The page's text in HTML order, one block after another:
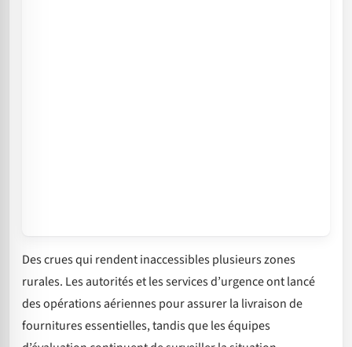
Des crues qui rendent inaccessibles plusieurs zones
rurales. Les autorités et les services d’urgence ont lancé
des opérations aériennes pour assurer la livraison de
fournitures essentielles, tandis que les équipes